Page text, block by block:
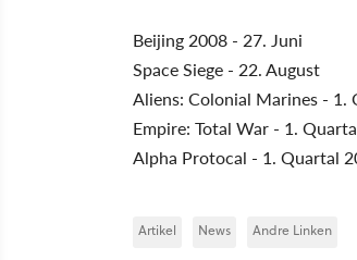
Beijing 2008 - 27. Juni
Space Siege - 22. August
Aliens: Colonial Marines - 1.
Empire: Total War - 1.
Alpha Protocal - 1. Quartal
Artikel News Andre Linken